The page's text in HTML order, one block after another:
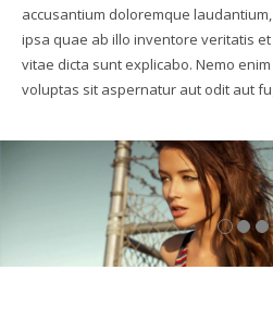
accusantium doloremque
ipsa quae ab illo inventore veritatis
vitae dicta sunt explicabo. Nemo
voluptas sit aspernatur aut odit aut